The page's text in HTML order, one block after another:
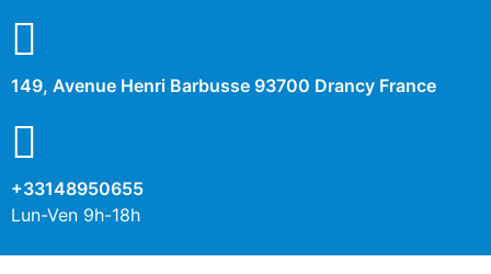
149, Avenue Henri Barbusse 93700 Drancy France
+33148950655
Lun-Ven 9h-18h